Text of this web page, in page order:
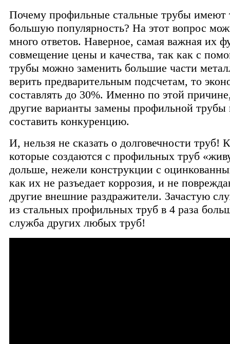
Почему профильные стальные трубы имеют
большую популярность? На этот вопрос
много ответов. Наверное, самая важная их
совмещение цены и качества, так как с
трубы можно заменить большие части
верить предварительным подсчетам, то
составлять до 30%. Именно по этой
другие варианты замены профильной трубы
составить конкуренцию.
И, нельзя не сказать о долговечности труб!
которые создаются с профильных труб
дольше, нежели конструкции с
как их не разъедает коррозия, и не
другие внешние раздражители. Зачастую
из стальных профильных труб в 4 раза
служба других любых труб!